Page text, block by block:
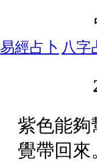
易經占卜 八字
紫色能夠
覺帶回來